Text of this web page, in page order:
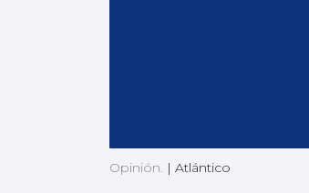
Opinión. | Atlántico